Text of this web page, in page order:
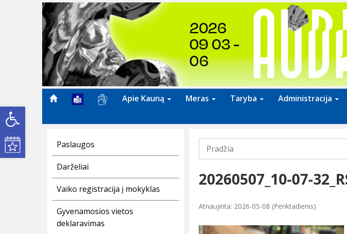
Open toolbar
Kultūros renginiai
Previous
Apie Kauną Meras Taryba Administracija
Paslaugos
Darželiai
Vaiko registracija į mokyklas
Gyvenamosios vietos
deklaravimas
Pradžia
20260507_10-07-
Atnaujinta: 2026-05-08 (Penktadienis)